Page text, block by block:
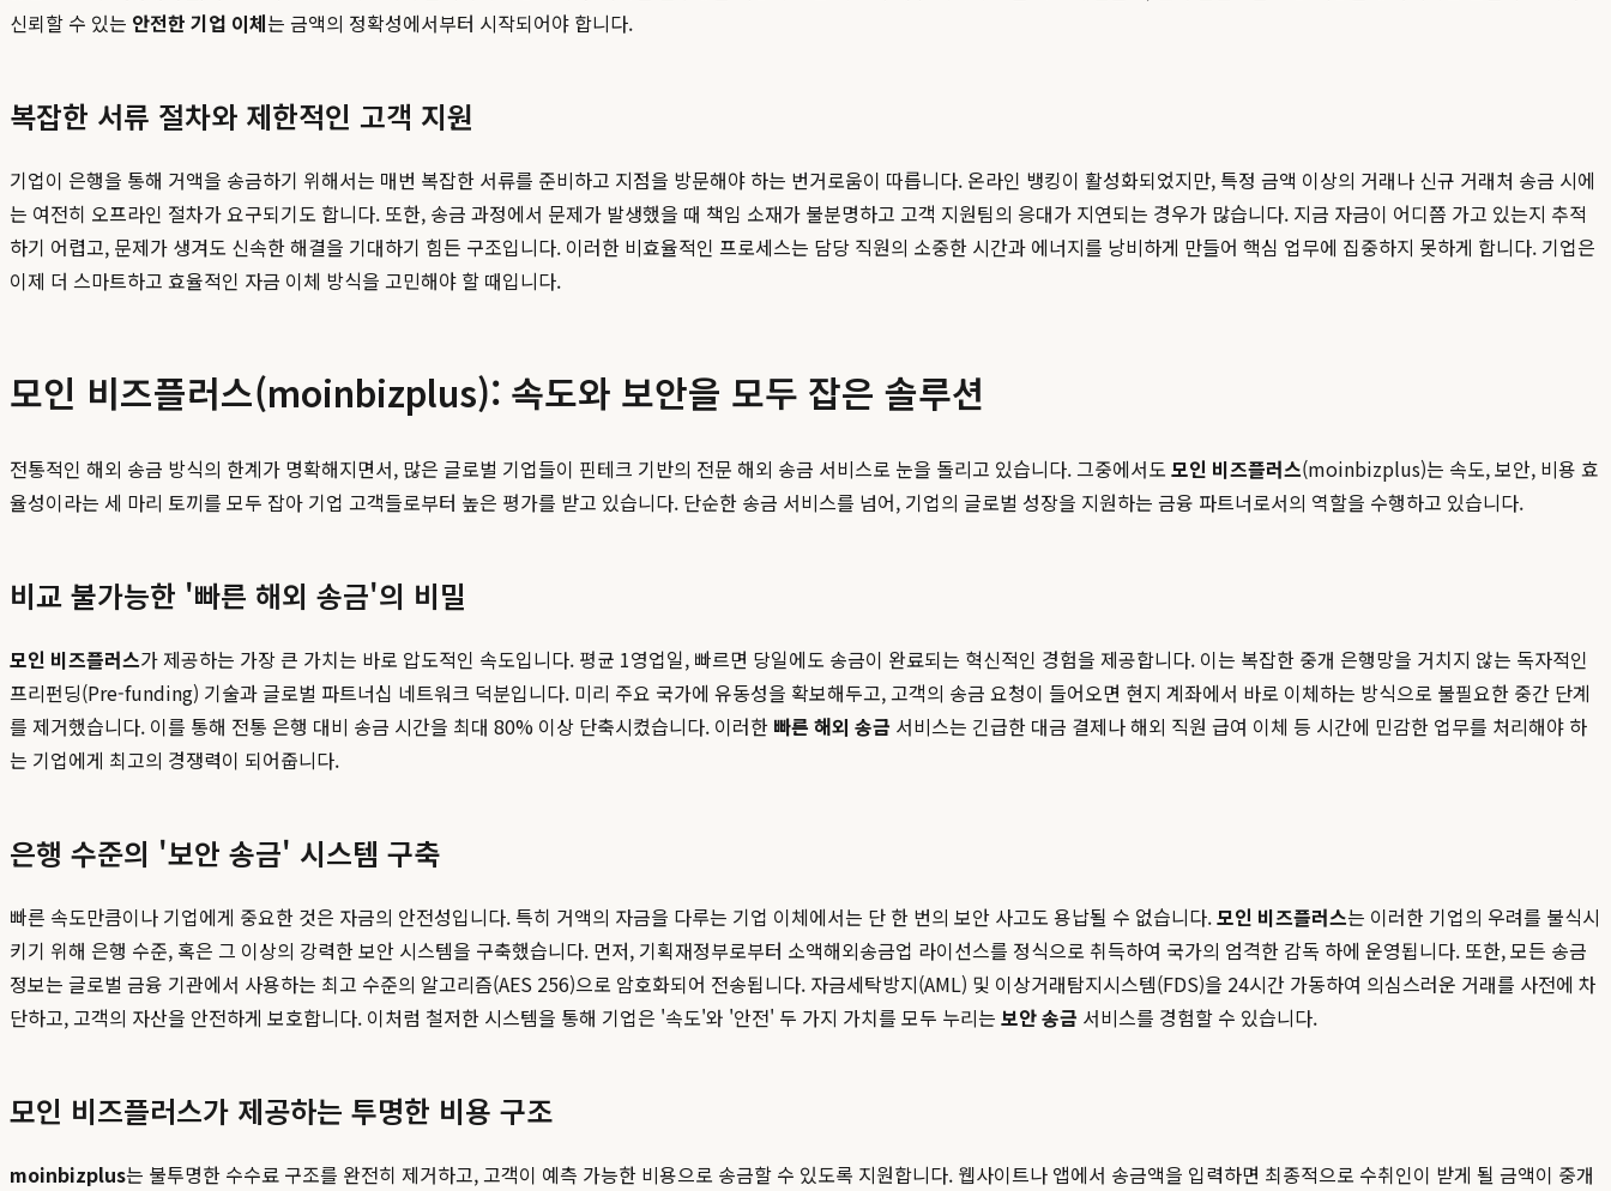
신뢰할 수 있는 안전한 기업 이체는 금액의 정확성에서부터 시작되어야 합니다.
복잡한 서류 절차와 제한적인 고객 지원
기업이 은행을 통해 거액을 송금하기 위해서는 매번 복잡한 서류를 준비하고 지점을 방문해야 하는 번거로움이 따릅니다. 온라인 뱅킹이 활성화되었지만, 특정 금액 이상의 거래나 신규 거래처 송금 시에
는 여전히 오프라인 절차가 요구되기도 합니다. 또한, 송금 과정에서 문제가 발생했을 때 책임 소재가 불분명하고 고객 지원팀의 응대가 지연되는 경우가 많습니다. 지금 자금이 어디쯤 가고 있는지 추적
하기 어렵고, 문제가 생겨도 신속한 해결을 기대하기 힘든 구조입니다. 이러한 비효율적인 프로세스는 담당 직원의 소중한 시간과 에너지를 낭비하게 만들어 핵심 업무에 집중하지 못하게 합니다. 기업은
이제 더 스마트하고 효율적인 자금 이체 방식을 고민해야 할 때입니다.
모인 비즈플러스(moinbizplus): 속도와 보안을 모두 잡은 솔루션
전통적인 해외 송금 방식의 한계가 명확해지면서, 많은 글로벌 기업들이 핀테크 기반의 전문 해외 송금 서비스로 눈을 돌리고 있습니다. 그중에서도 모인 비즈플러스(moinbizplus)는 속도, 보안, 비용 효
율성이라는 세 마리 토끼를 모두 잡아 기업 고객들로부터 높은 평가를 받고 있습니다. 단순한 송금 서비스를 넘어, 기업의 글로벌 성장을 지원하는 금융 파트너로서의 역할을 수행하고 있습니다.
비교 불가능한 '빠른 해외 송금'의 비밀
모인 비즈플러스가 제공하는 가장 큰 가치는 바로 압도적인 속도입니다. 평균 1영업일, 빠르면 당일에도 송금이 완료되는 혁신적인 경험을 제공합니다. 이는 복잡한 중개 은행망을 거치지 않는 독자적인
프리펀딩(Pre-funding) 기술과 글로벌 파트너십 네트워크 덕분입니다. 미리 주요 국가에 유동성을 확보해두고, 고객의 송금 요청이 들어오면 현지 계좌에서 바로 이체하는 방식으로 불필요한 중간 단계
를 제거했습니다. 이를 통해 전통 은행 대비 송금 시간을 최대 80% 이상 단축시켰습니다. 이러한 빠른 해외 송금 서비스는 긴급한 대금 결제나 해외 직원 급여 이체 등 시간에 민감한 업무를 처리해야 하
는 기업에게 최고의 경쟁력이 되어줍니다.
은행 수준의 '보안 송금' 시스템 구축
빠른 속도만큼이나 기업에게 중요한 것은 자금의 안전성입니다. 특히 거액의 자금을 다루는 기업 이체에서는 단 한 번의 보안 사고도 용납될 수 없습니다.모인 비즈플러스는 이러한 기업의 우려를 불식시
키기 위해 은행 수준, 혹은 그 이상의 강력한 보안 시스템을 구축했습니다. 먼저, 기획재정부로부터 소액해외송금업 라이선스를 정식으로 취득하여 국가의 엄격한 감독 하에 운영됩니다. 또한, 모든 송금
정보는 글로벌 금융 기관에서 사용하는 최고 수준의 알고리즘(AES 256)으로 암호화되어 전송됩니다. 자금세탁방지(AML) 및 이상거래탐지시스템(FDS)을 24시간 가동하여 의심스러운 거래를 사전에 차
단하고, 고객의 자산을 안전하게 보호합니다. 이처럼 철저한 시스템을 통해 기업은 '속도'와 '안전' 두 가지 가치를 모두 누리는 보안 송금 서비스를 경험할 수 있습니다.
모인 비즈플러스가 제공하는 투명한 비용 구조
moinbizplus는 불투명한 수수료 구조를 완전히 제거하고, 고객이 예측 가능한 비용으로 송금할 수 있도록 지원합니다. 웹사이트나 앱에서 송금액을 입력하면 최종적으로 수취인이 받게 될 금액이 중개